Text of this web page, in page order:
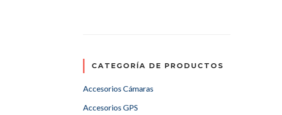
CATEGORÍA DE PRODUCTOS
Accesorios Cámaras
Accesorios GPS